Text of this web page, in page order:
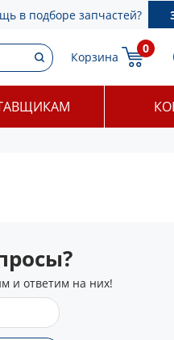
в подборе запчастей?
Корзина
0
и ответим на них!